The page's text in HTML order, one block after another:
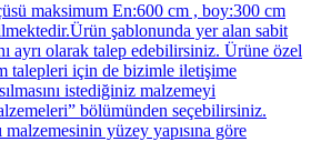
maksimum En:600 cm , boy:300 cm
şablonunda yer alan sabit
ayrı olarak talep edebilirsiniz. Ürüne özel
talepleri için de bizimle iletişime
istediğiniz malzemeyi
bölümünden seçebilirsiniz.
yüzey yapısına göre